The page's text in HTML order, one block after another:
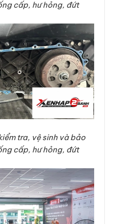
cấp, hư hỏng, đứt
tra, vệ sinh và bảo
cấp, hư hỏng, đứt